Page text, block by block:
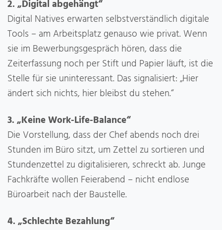
2. „Digital abgehängt“
Digital Natives erwarten selbstverständlich digitale
Tools – am Arbeitsplatz genauso wie privat. Wenn
sie im Bewerbungsgespräch hören, dass die
Zeiterfassung noch per Stift und Papier läuft, ist die
Stelle für sie uninteressant. Das signalisiert: „Hier
ändert sich nichts, hier bleibst du stehen.“
3. „Keine Work-Life-Balance“
Die Vorstellung, dass der Chef abends noch drei
Stunden im Büro sitzt, um Zettel zu sortieren und
Stundenzettel zu digitalisieren, schreckt ab. Junge
Fachkräfte wollen Feierabend – nicht endlose
Büroarbeit nach der Baustelle.
4. „Schlechte Bezahlung“